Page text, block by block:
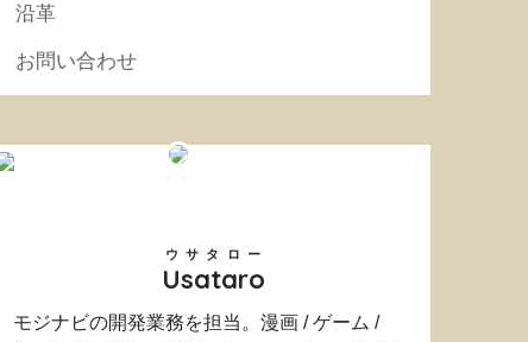
沿革
お問い合わせ
Usataro
ウサタロー
モジナビの開発業務を担当。漫画 / ゲーム /